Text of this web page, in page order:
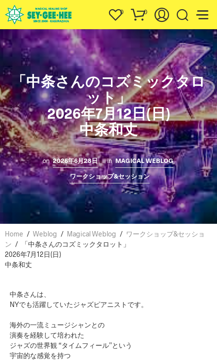
0 0
「中条さんのコズミックタロ
ット」
2026年7月12日(日)
中条和丈
on 2026年6月28日 in MAGICAL WEBLOG,
ワークショップ&セッション
Home / Weblog / Magical Weblog / ワークショップ&セッショ
ン /
「中条さんのコズミックタロット」
2026年7月12日(日)
中条和丈
中条さんは、
NYでも活躍していたジャズピアニストです。
海外の一流ミュージシャンとの
演奏を経験して培われた
ジャズの世界観 “タイムフィール”という
宇宙的な感覚を持つ